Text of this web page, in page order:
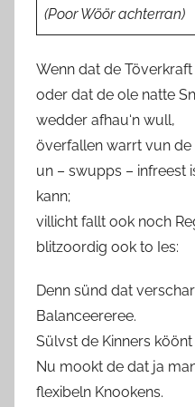
(Poor Wöör achterran)
Wenn dat de
oder dat de ole natte
wedder afhau‘n wull,
överfallen warrt vun de
un – swupps – infreest
kann;
villicht fallt ook noch
blitzoordig ook to Ies:
Denn sünd dat
Balanceereree.
Sülvst de Kinners
Nu mookt de dat ja
flexibeln Knookens.